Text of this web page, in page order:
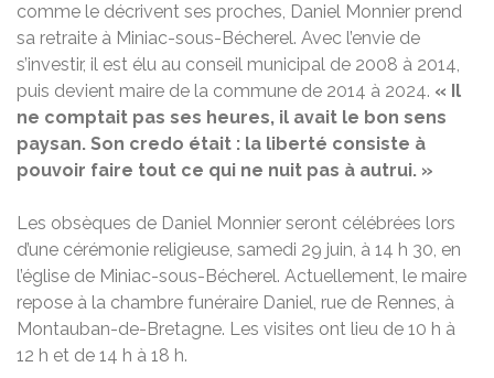
comme le décrivent ses proches, Daniel Monnier prend
sa retraite à Miniac-sous-Bécherel. Avec l’envie de
s’investir, il est élu au conseil municipal de 2008 à 2014,
puis devient maire de la commune de 2014 à 2024. « Il
ne comptait pas ses heures, il avait le bon sens
paysan. Son credo était : la liberté consiste à
pouvoir faire tout ce qui ne nuit pas à autrui. »
Les obsèques de Daniel Monnier seront célébrées lors
d’une cérémonie religieuse, samedi 29 juin, à 14 h 30, en
l’église de Miniac-sous-Bécherel. Actuellement, le maire
repose à la chambre funéraire Daniel, rue de Rennes, à
Montauban-de-Bretagne. Les visites ont lieu de 10 h à
12 h et de 14 h à 18 h.